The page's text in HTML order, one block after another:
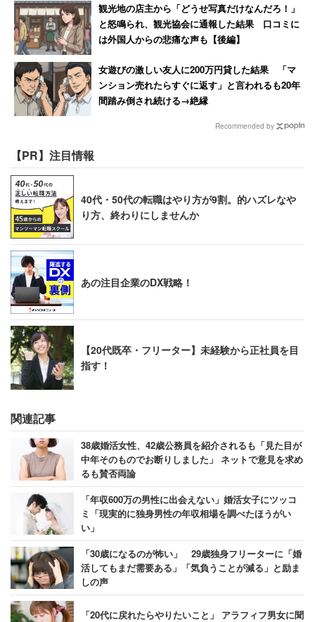
観光地の店主から「どうせ写真だけなんだろ！」
と怒鳴られ、観光協会に通報した結果 口コミに
は外国人からの悲痛な声も【後編】
女遊びの激しい友人に200万円貸した結果 「マ
ンション売れたらすぐに返す」と言われるも20年
間踏み倒され続ける→絶縁
Recommended by
【PR】注目情報
40代・50代の転職はやり方が9割。的ハズレなや
り方、終わりにしませんか
あの注目企業のDX戦略！
【20代既卒・フリーター】未経験から正社員を目
指す！
関連記事
38歳婚活女性、42歳公務員を紹介されるも「見た目が
中年そのものでお断りしました」 ネットで意見を求め
るも賛否両論
「年収600万の男性に出会えない」婚活女子にツッコ
ミ「現実的に独身男性の年収相場を調べたほうがい
い」
「30歳になるのが怖い」 29歳独身フリーターに「婚
活してもまだ需要ある」「気負うことが減る」と励ま
しの声
「20代に戻れたらやりたいこと」 アラフィフ男女に聞